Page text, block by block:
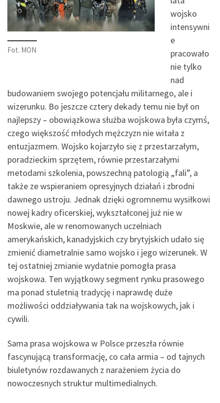
Fot. MON
wojsko
intensywni
e
pracowało
nie tylko
nad
budowaniem swojego potencjału militarnego, ale i
wizerunku. Bo jeszcze cztery dekady temu nie był on
najlepszy – obowiązkowa służba wojskowa była czymś,
czego większość młodych mężczyzn nie witała z
entuzjazmem. Wojsko kojarzyło się z przestarzałym,
poradzieckim sprzętem, równie przestarzałymi
metodami szkolenia, powszechną patologią „fali”, a
także ze wspieraniem opresyjnych działań i zbrodni
dawnego ustroju. Jednak dzięki ogromnemu wysiłkowi
nowej kadry oficerskiej, wykształconej już nie w
Moskwie, ale w renomowanych uczelniach
amerykańskich, kanadyjskich czy brytyjskich udało się
zmienić diametralnie samo wojsko i jego wizerunek. W
tej ostatniej zmianie wydatnie pomogła prasa
wojskowa. Ten wyjątkowy segment rynku prasowego
ma ponad stuletnią tradycję i naprawdę duże
możliwości oddziaływania tak na wojskowych, jak i
cywili.
Sama prasa wojskowa w Polsce przeszła równie
fascynującą transformację, co cała armia – od tajnych
biuletynów rozdawanych z narażeniem życia do
nowoczesnych struktur multimedialnych.